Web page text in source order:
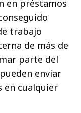
en préstamos
trabajo
de más de
parte del
enviar
en cualquier